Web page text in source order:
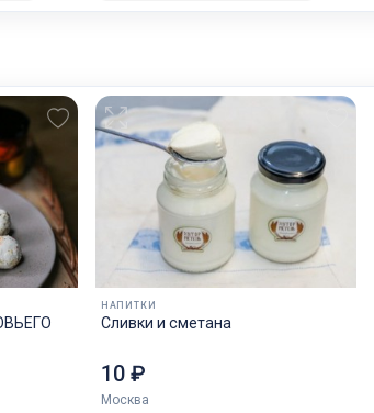
НАПИТКИ
Сливки и сметана
10 ₽
Москва